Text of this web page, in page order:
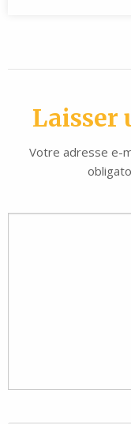
Laisser
Votre adresse e-